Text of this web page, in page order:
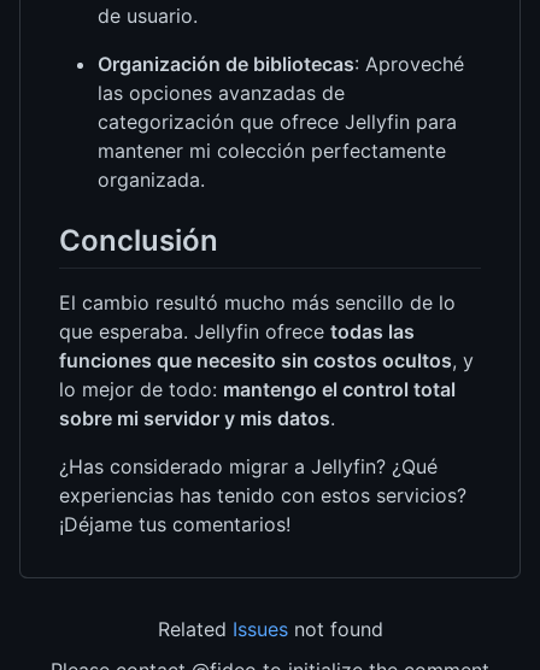
de usuario.
Organización de bibliotecas: Aproveché
las opciones avanzadas de
categorización que ofrece Jellyfin para
mantener mi colección perfectamente
organizada.
Conclusión
El cambio resultó mucho más sencillo de lo
que esperaba. Jellyfin ofrece todas las
funciones que necesito sin costos ocultos, y
lo mejor de todo: mantengo el control total
sobre mi servidor y mis datos.
¿Has considerado migrar a Jellyfin? ¿Qué
experiencias has tenido con estos servicios?
¡Déjame tus comentarios!
Related Issuesnot found